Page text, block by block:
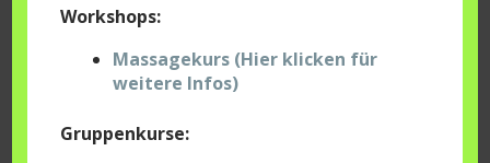
Workshops:
Massagekurs (Hier klicken für
weitere Infos)
Gruppenkurse: